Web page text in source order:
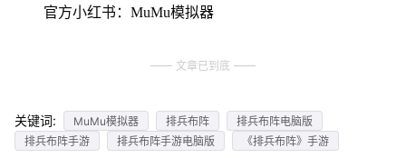
官方小红书：MuMu模拟器
文章已到底
关键词: MuMu模拟器 排兵布阵
排兵布阵电脑版
排兵布阵手游
排兵布阵手游电脑版 《排兵布阵》手游